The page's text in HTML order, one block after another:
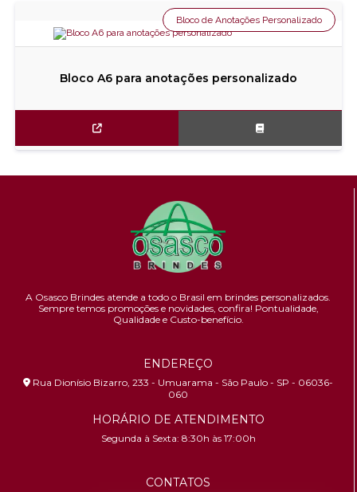
Bloco A6 para anotações personalizado
Bloco de Anotações Personalizado
A Osasco Brindes atende a todo o Brasil em brindes personalizados.
Sempre temos promoções e novidades, confira! Pontualidade,
Qualidade e Custo-benefício.
ENDEREÇO
Rua Dionísio Bizarro, 233 - Umuarama - São Paulo - SP - 06036-
060
HORÁRIO DE ATENDIMENTO
Segunda à Sexta: 8:30h às 17:00h
CONTATOS